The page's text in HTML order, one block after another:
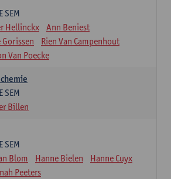
SEM
Hellinckx
Ann Beniest
Gorissen
Rien Van Campenhout
Van Poecke
SEM
Billen
SEM
Blom Hanne Bielen
Hanne Cuyx
Peeters